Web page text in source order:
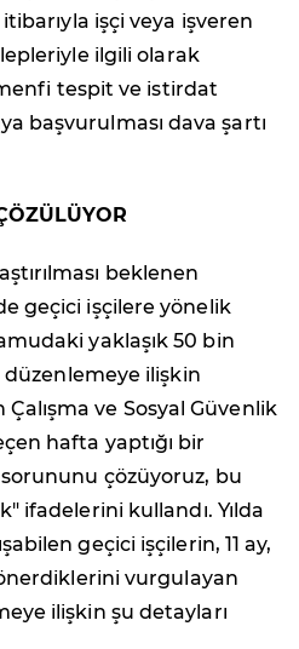
işçi veya işveren
ilgili olarak
tespit ve istirdat
başvurulması dava şartı
beklenen
geçici işçilere yönelik
yaklaşık 50 bin
ilişkin
ve Sosyal Güvenlik
hafta yaptığı bir
çözüyoruz, bu
ifadelerini kullandı. Yılda
geçici işçilerin, 11 ay,
önerdiklerini vurgulayan
ilişkin şu detayları